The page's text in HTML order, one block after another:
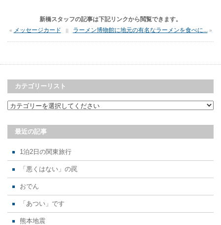
新橋スタッフの記事は下記リンクから閲覧できます。
« メッセージカード || ラーメン博物館に地元の有名なラーメンを食べに... »
カテゴリーリスト
最近の記事
1泊2日の関東旅行
「悪くはない」の罠
おでん
「あつい」です
熊本地震